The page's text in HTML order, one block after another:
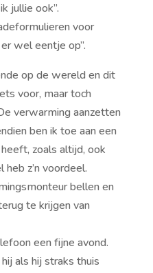
jullie ook”.
voor
wel eentje op”.
op de wereld en dit
voor, maar toch
verwarming aanzetten
ben ik toe aan een
zoals altijd, ook
z’n voordeel.
bellen en
te krijgen van
een fijne avond.
als hij straks thuis